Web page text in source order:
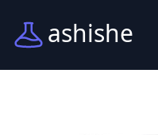
ashishe